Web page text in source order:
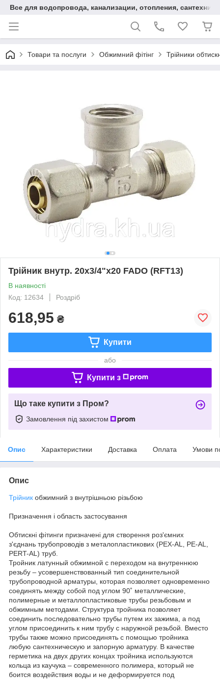
Все для водопровода, канализации, отопления, сантехники
Товари та послуги Обжимний фітінг Трійники
Трійник внутр. 20х3/4"х20 FADO (RFT13)
В наявності
Код: 12634
Роздріб
618,95 ₴
Купити
або
Купити з
Що таке купити з Пром?
Замовлення під захистом
Опис Характеристики Доставка Оплата Умови
Опис
Трійник обжимний з внутрішньою різьбою
Призначення і область застосування
Обтискні фітинги призначені для створення роз'ємних
з'єднань трубопроводів з металопластикових (PEX-AL, PE-AL,
PERT-AL) труб.
Тройник латунный обжимной с переходом на внутреннюю
резьбу – усовершенствованный тип соединительной
трубопроводной арматуры, которая позволяет одновременно
соединять между собой под углом 90˚ металлические,
полимерные и металлопластиковые трубы резьбовым и
обжимным методами. Структура тройника позволяет
соединить последовательно трубы путем их зажима, а под
углом присоединить к ним трубу с наружной резьбой. Вместо
трубы также можно присоединять с помощью тройника
любую сантехническую и запорную арматуру. В качестве
герметика на двух других концах тройника используются
кольца из каучука – современного полимера, который не
боится воздействия воды и не деформируется под